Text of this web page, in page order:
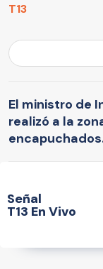
T13
El ministro de
realizó a la
Señal
T13 En Vivo